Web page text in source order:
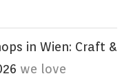
in Wien: Craft &
we love